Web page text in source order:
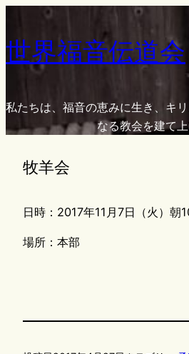
を
ッ
世界福音伝道会
私たちは、福音の恵みに生き、キ
なる教会を建て
牧羊会
日時：2017年11月7日（火）朝
場所：本部